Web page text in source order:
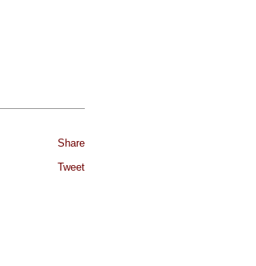
Share
Tweet